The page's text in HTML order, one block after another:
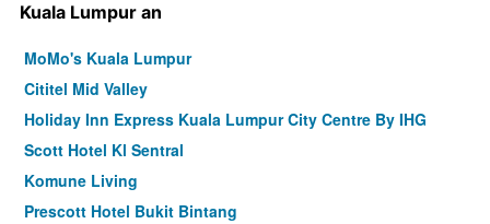
Kuala Lumpur an
MoMo's Kuala Lumpur
Cititel Mid Valley
Holiday Inn Express Kuala Lumpur City Centre By IHG
Scott Hotel Kl Sentral
Komune Living
Prescott Hotel Bukit Bintang